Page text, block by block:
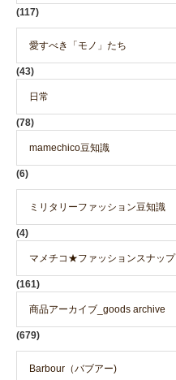
(117)
愛すべき「モノ」たち
(43)
日常
(78)
mamechico豆知識
(6)
ミリタリーファッション豆知識
(4)
マメチコ★ファッションスナップ
(161)
商品アーカイブ_goods archive
(679)
Barbour（バブアー)